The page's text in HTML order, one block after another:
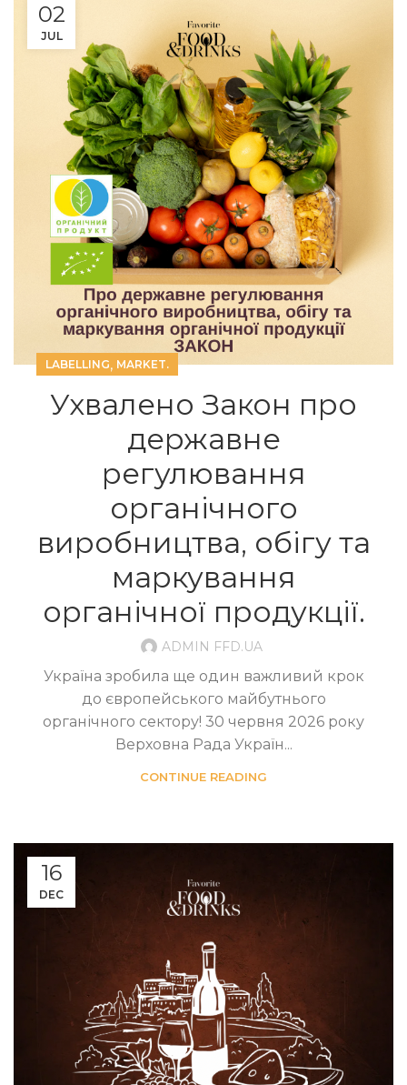
02
JUL
LABELLING, MARKET.
Ухвалено Закон про
державне
регулювання
органічного
виробництва, обігу та
маркування
органічної продукції.
ADMIN FFD.UA
Україна зробила ще один важливий крок
до європейського майбутнього
органічного сектору! 30 червня 2026 року
Верховна Рада Україн...
CONTINUE READING
16
DEC